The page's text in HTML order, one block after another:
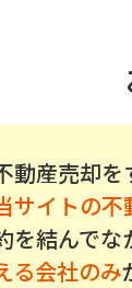
動産売却を
サイトの
を結んでな
る会社のみ